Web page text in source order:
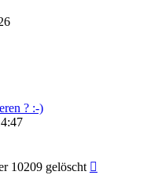
? :-)
10209 gelöscht